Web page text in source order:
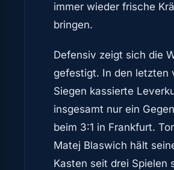
immer wieder frische
bringen.
Defensiv zeigt sich die
gefestigt. In den letzten
Siegen kassierte
insgesamt nur ein
beim 3:1 in Frankfurt.
Matej Blaswich hält
Kasten seit drei Spielen